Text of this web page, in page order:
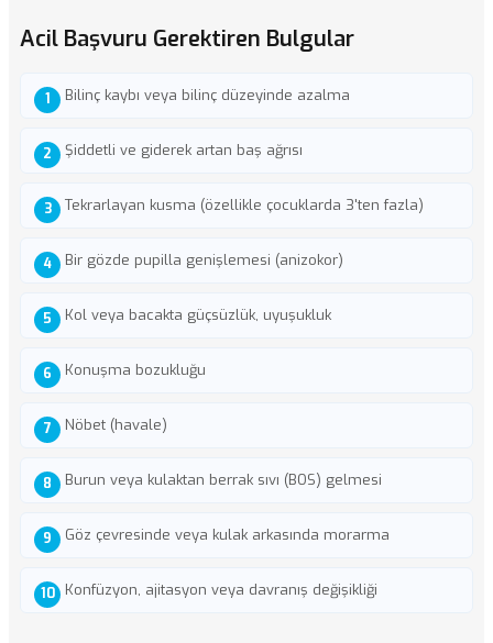
Acil Başvuru Gerektiren Bulgular
Bilinç kaybı veya bilinç düzeyinde azalma
Şiddetli ve giderek artan baş ağrısı
Tekrarlayan kusma (özellikle çocuklarda 3'ten fazla)
Bir gözde pupilla genişlemesi (anizokor)
Kol veya bacakta güçsüzlük, uyuşukluk
Konuşma bozukluğu
Nöbet (havale)
Burun veya kulaktan berrak sıvı (BOS) gelmesi
Göz çevresinde veya kulak arkasında morarma
Konfüzyon, ajitasyon veya davranış değişikliği